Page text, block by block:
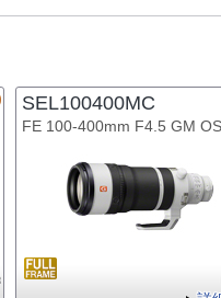
SEL100400MC
FE 100-400mm F4.5 GM